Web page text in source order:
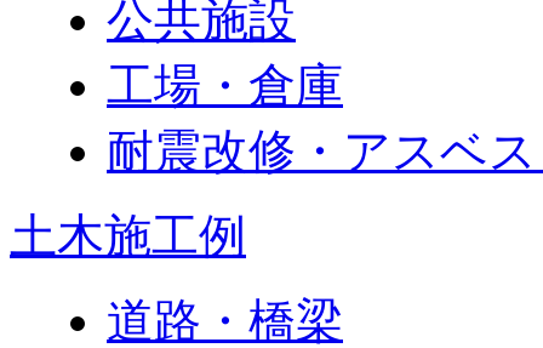
公共施設
工場・倉庫
耐震改修・アスベ
土木施工例
道路・橋梁